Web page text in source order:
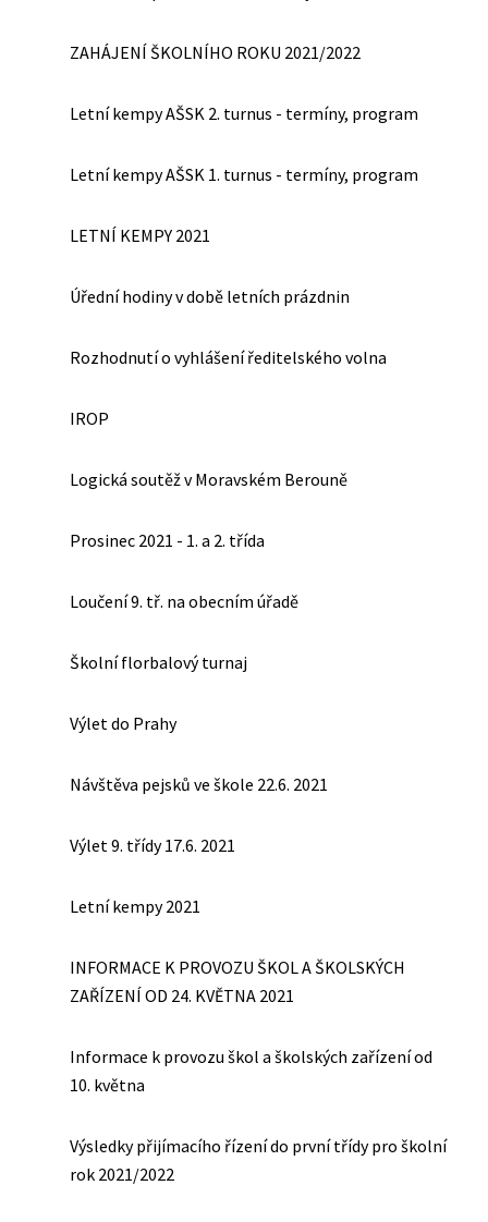
ZAHÁJENÍ ŠKOLNÍHO ROKU 2021/2022
Letní kempy AŠSK 2. turnus - termíny, program
Letní kempy AŠSK 1. turnus - termíny, program
LETNÍ KEMPY 2021
Úřední hodiny v době letních prázdnin
Rozhodnutí o vyhlášení ředitelského volna
IROP
Logická soutěž v Moravském Berouně
Prosinec 2021 - 1. a 2. třída
Loučení 9. tř. na obecním úřadě
Školní florbalový turnaj
Výlet do Prahy
Návštěva pejsků ve škole 22.6. 2021
Výlet 9. třídy 17.6. 2021
Letní kempy 2021
INFORMACE K PROVOZU ŠKOL A ŠKOLSKÝCH
ZAŘÍZENÍ OD 24. KVĚTNA 2021
Informace k provozu škol a školských zařízení od
10. května
Výsledky přijímacího řízení do první třídy pro školní
rok 2021/2022